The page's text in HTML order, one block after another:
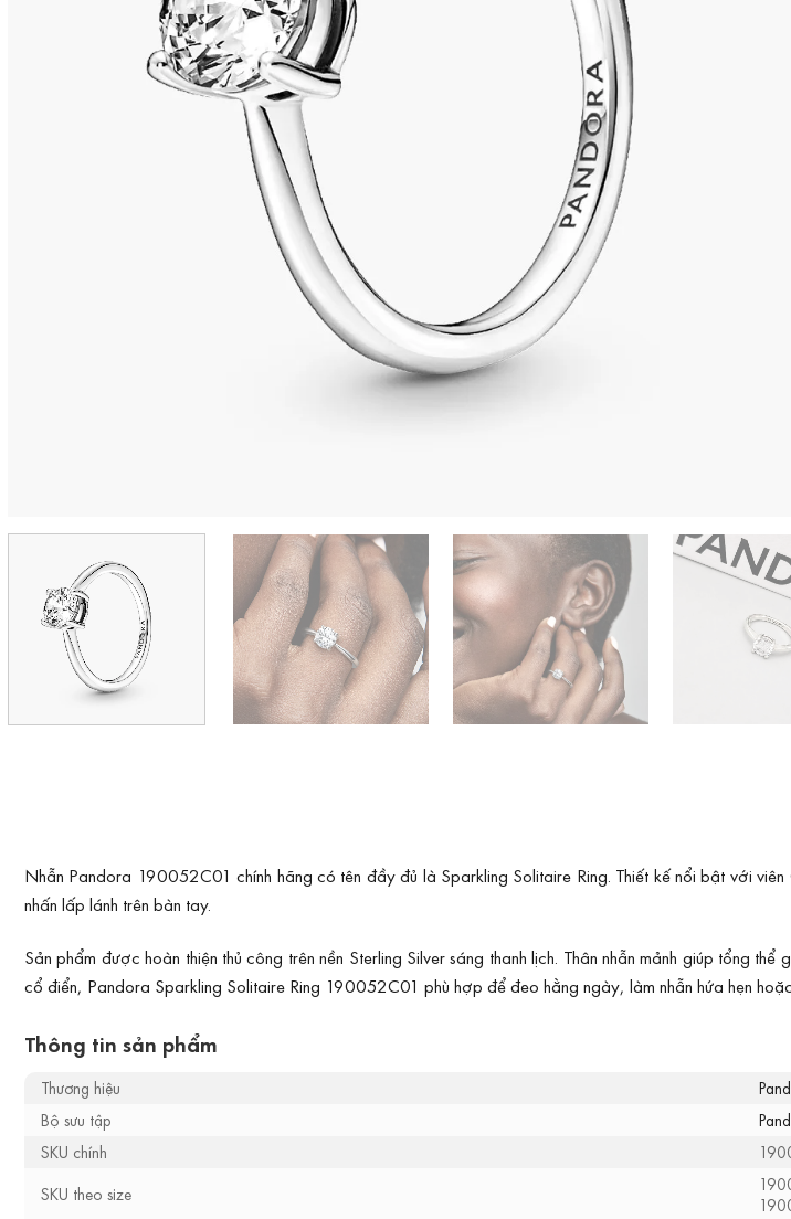
Nhẫn Pandora 190052C01 chính hãng có tên đầy đủ là Sparkling Solitaire Ring. Thiết kế nổi bật với
nhấn lấp lánh trên bàn tay.
Sản phẩm được hoàn thiện thủ công trên nền Sterling Silver sáng thanh lịch. Thân nhẫn mảnh giúp tổng
cổ điển, Pandora Sparkling Solitaire Ring 190052C01 phù hợp để đeo hằng ngày, làm nhẫn hứa hẹn
Thông tin sản phẩm
Thương hiệu
Bộ sưu tập
SKU chính
SKU theo size